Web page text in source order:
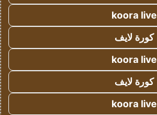
koora live
كورة لايف
koora live
كورة لايف
koora live